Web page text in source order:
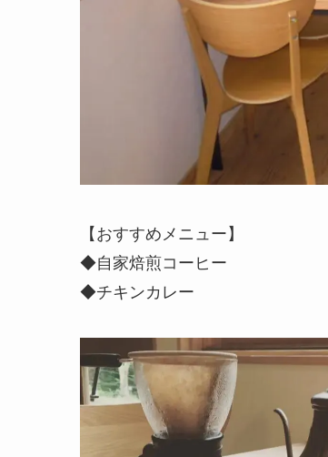
【おすすめメニュー】
◆自家焙煎コーヒー
◆チキンカレー